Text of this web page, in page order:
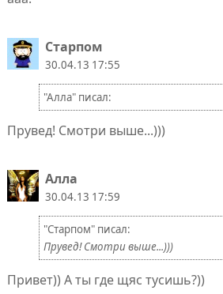
Старпом
30.04.13 17:55
"Алла" писал:
Прувед! Смотри выше...)))
Алла
30.04.13 17:59
"Старпом" писал:
Прувед! Смотри выше...)))
Привет)) А ты где щяс тусишь?))